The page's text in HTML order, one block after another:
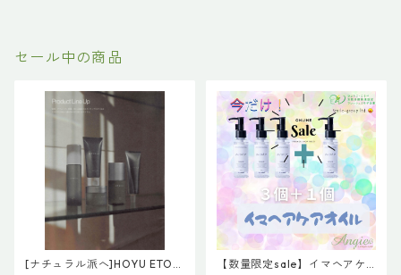
セール中の商品
[ナチュラル派へ]HOYU ETOR
【数量限定sale】イマヘアケ